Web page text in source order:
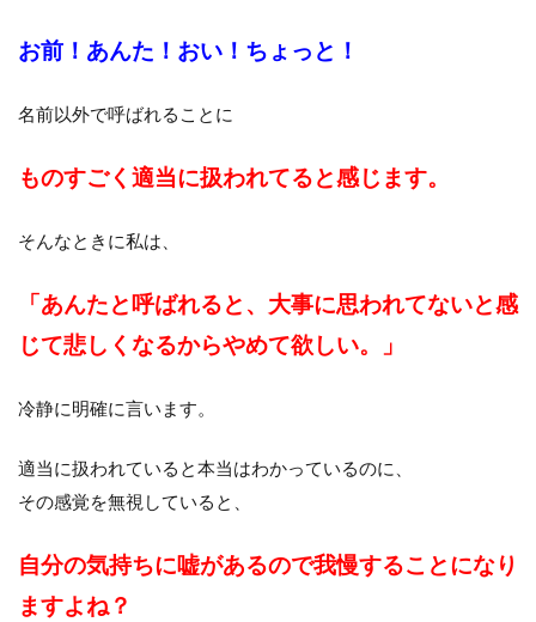
お前！ あんた！ おい！ ちょっと！
名前以外で呼ばれることに
ものすごく適当に扱われてると感じます。
そんなときに私は、
「あんたと呼ばれると、 大事に思われてないと感
じて悲しくなるからやめて欲しい。」
冷静に明確に言います。
適当に扱われていると本当はわかっているのに、
その感覚を無視していると、
自分の気持ちに嘘があるので我慢することになり
ますよね？